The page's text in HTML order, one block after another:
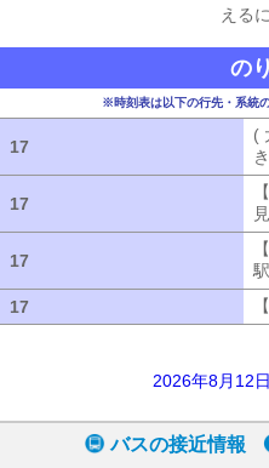
える
の
※時刻表は以下の行先・系統
17
(
き
17
17
17
2026年8月12
バスの接近情報